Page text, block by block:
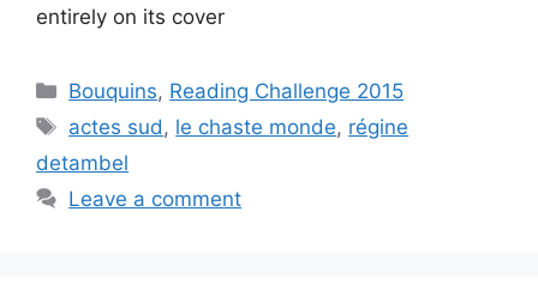
entirely on its cover
Categories
Bouquins, Reading Challenge 2015
Tags
actes sud, le chaste monde, régine
detambel
Leave a comment